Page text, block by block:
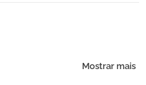
Mostrar mais